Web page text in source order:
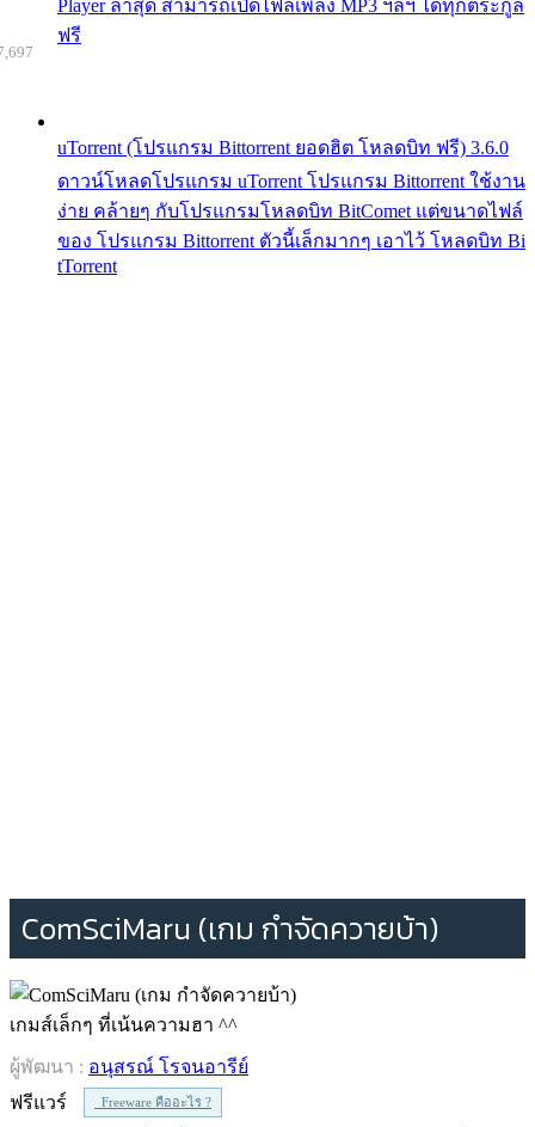
Player ล่าสุด สามารถเปิดไฟล์เพลง MP3 ฯลฯ ได้ทุกตระกูล
ฟรี
uTorrent (โปรแกรม Bittorrent ยอดฮิต โหลดบิท ฟรี) 3.6.0
ดาวน์โหลดโปรแกรม uTorrent โปรแกรม Bittorrent ใช้งาน
ง่าย คล้ายๆ กับโปรแกรมโหลดบิท BitComet แต่ขนาดไฟล์
ของ โปรแกรม Bittorrent ตัวนี้เล็กมากๆ เอาไว้ โหลดบิท Bi
tTorrent
ComSciMaru (เกม กำจัดควายบ้า)
เกมส์เล็กๆ ที่เน้นความฮา ^^
ผู้พัฒนา : อนุสรณ์ โรจนอารีย์
ฟรีแวร์
Freeware คืออะไร ?